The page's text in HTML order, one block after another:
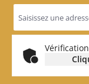
e-
mail
*